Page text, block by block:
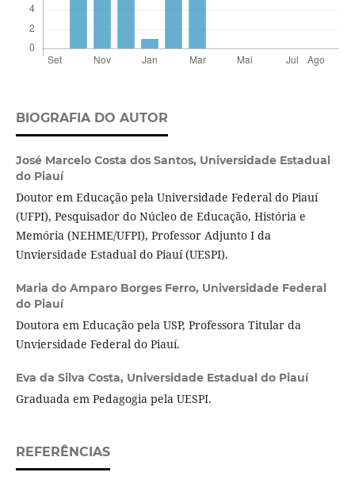
BIOGRAFIA DO AUTOR
José Marcelo Costa dos Santos, Universidade Estadual
do Piauí
Doutor em Educação pela Universidade Federal do Piauí
(UFPI), Pesquisador do Núcleo de Educação, História e
Memória (NEHME/UFPI), Professor Adjunto I da
Unviersidade Estadual do Piauí (UESPI).
Maria do Amparo Borges Ferro, Universidade Federal
do Piauí
Doutora em Educação pela USP, Professora Titular da
Unviersidade Federal do Piauí.
Eva da Silva Costa, Universidade Estadual do Piauí
Graduada em Pedagogia pela UESPI.
REFERÊNCIAS